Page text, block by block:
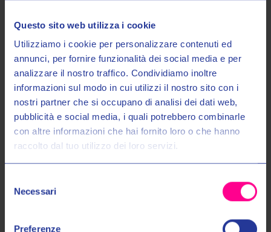
Questo sito web utilizza i cookie
Utilizziamo i cookie per personalizzare contenuti ed
annunci, per fornire funzionalità dei social media e per
analizzare il nostro traffico. Condividiamo inoltre
informazioni sul modo in cui utilizzi il nostro sito con i
nostri partner che si occupano di analisi dei dati web,
pubblicità e social media, i quali potrebbero combinarle
con altre informazioni che hai fornito loro o che hanno
raccolto dal tuo utilizzo dei loro servizi.
delNecessari
Preferenze
Fox racing
38493 097
Fox racing
T-SHIRT KAWI 195 ORIGINAL
Entra nel mondo Valeri Sport
Ricevi in anteprima novità, promozioni esclusive e uno
SCONTO DEL 10%sul tuo primo acquisto!
Email:
Autorizzo il trattamento dei miei dati personali nel modo e per gli
scopi indicati nell'Informativa sulla